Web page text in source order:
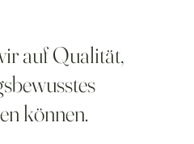
auf Qualität,
können.